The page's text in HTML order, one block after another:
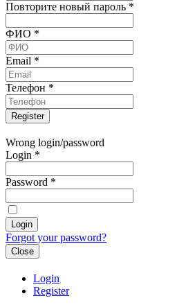
Повторите новый пароль *
ФИО *
Email *
Телефон *
Wrong login/password
Login *
Password *
Forgot your password?
Close
Login
Register